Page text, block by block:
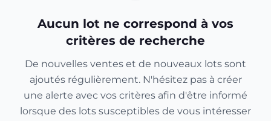
Aucun lot ne correspond à vos
critères de recherche
De nouvelles ventes et de nouveaux lots sont
ajoutés régulièrement. N'hésitez pas à créer
une alerte avec vos critères afin d'être informé
lorsque des lots susceptibles de vous intéresser